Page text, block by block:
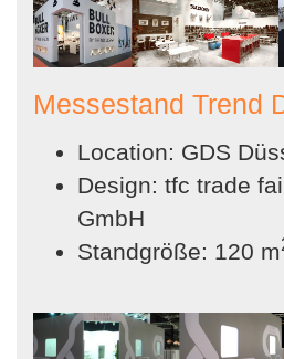
Messestand Trend
Location: GDS
Design: tfc trade
GmbH
Standgröße: 120 m